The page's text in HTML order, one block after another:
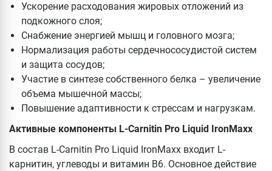
Ускорение расходования жировых отложений из
подкожного слоя;
Снабжение энергией мышц и головного мозга;
Нормализация работы сердечнососудистой систем
и защита сосудов;
Участие в синтезе собственного белка – увеличение
объема мышечной массы;
Повышение адаптивности к стрессам и нагрузкам.
Активные компоненты L-Carnitin Pro Liquid IronMaxx
В состав L-Carnitin Pro Liquid IronMaxx входит L-
карнитин, углеводы и витамин В6. Основное действие